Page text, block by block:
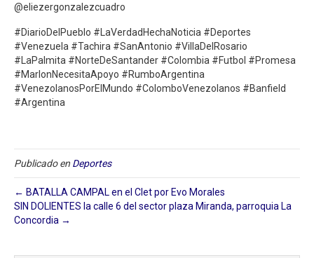
@eliezergonzalezcuadro
#DiarioDelPueblo #LaVerdadHechaNoticia #Deportes
#Venezuela #Tachira #SanAntonio #VillaDelRosario
#LaPalmita #NorteDeSantander #Colombia #Futbol #Promesa
#MarlonNecesitaApoyo #RumboArgentina
#VenezolanosPorElMundo #ColomboVenezolanos #Banfield
#Argentina
Publicado en Deportes
← BATALLA CAMPAL en el Clet por Evo Morales
SIN DOLIENTES la calle 6 del sector plaza Miranda, parroquia La
Concordia →